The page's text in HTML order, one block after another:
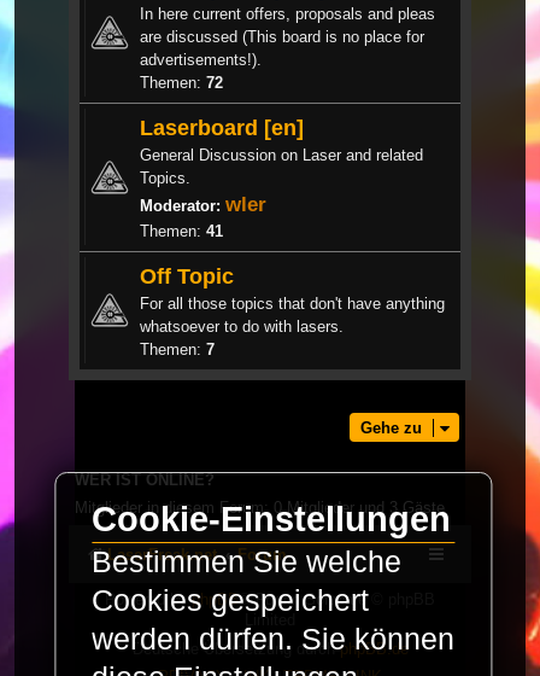
In here current offers, proposals and pleas
are discussed (This board is no place for
advertisements!).
Themen: 72
Laserboard [en]
General Discussion on Laser and related
Topics.
Moderator: wler
Themen: 41
Off Topic
For all those topics that don't have anything
whatsoever to do with lasers.
Themen: 7
Gehe zu
WER IST ONLINE?
Mitglieder in diesem Forum: 0 Mitglieder und 3 Gäste
LaserFreak.net Forum
Powered byphpBB® Forum Software © phpBB
Limited
Deutsche Übersetzung durchphpBB.de
Cookie-Einstellungen
Bestimmen Sie welche
Cookies gespeichert
werden dürfen. Sie können